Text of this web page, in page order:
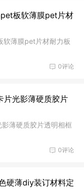
板软薄膜pet片材
薄膜pet片材耐力板
0评论
片光影薄硬质胶片
薄硬质胶片透明相框
0评论
硬薄diy装订材料定